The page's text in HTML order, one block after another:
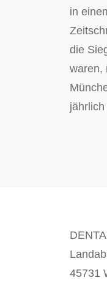
in
die
waren,
45731